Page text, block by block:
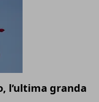
l’ultima granda